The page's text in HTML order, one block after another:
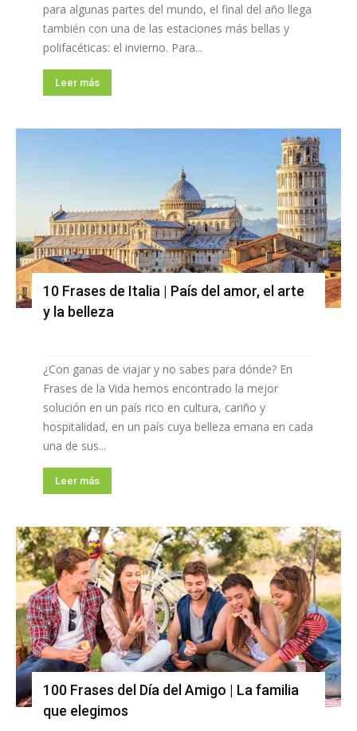
para algunas partes del mundo, el final del año llega
también con una de las estaciones más bellas y
polifacéticas: el invierno. Para...
Leer más
10 Frases de Italia | País del amor, el arte
y la belleza
¿Con ganas de viajar y no sabes para dónde? En
Frases de la Vida hemos encontrado la mejor
solución en un país rico en cultura, cariño y
hospitalidad, en un país cuya belleza emana en cada
una de sus...
Leer más
100 Frases del Día del Amigo | La familia
que elegimos